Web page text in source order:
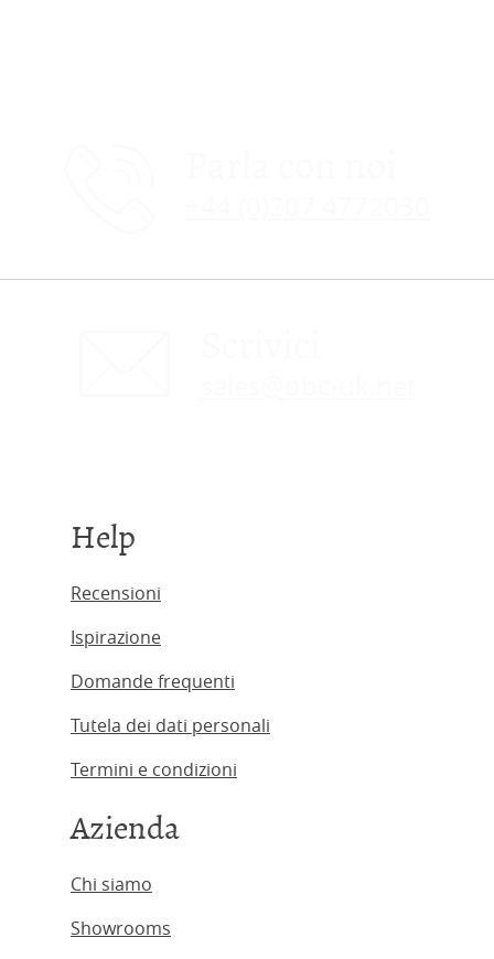
Help
Recensioni
Ispirazione
Domande frequenti
Tutela dei dati personali
Termini e condizioni
Azienda
Chi siamo
Showrooms